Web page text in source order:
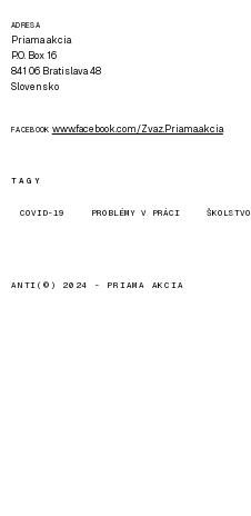
ADRESA
Priama akcia
P.O. Box 16
841 06 Bratislava 48
Slovensko
FACEBOOK www.facebook.com/Zvaz.Priama.akcia
TAGY
COVID-19 PROBLÉMY V PRÁCI ŠKOLSTVO
ANTI(©) 2024 - PRIAMA AKCIA